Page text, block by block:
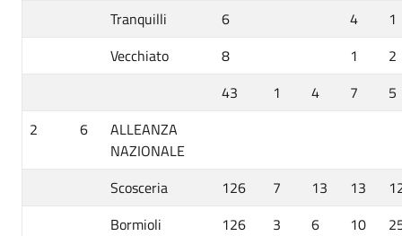
Tranquilli
6 4
1
Vecchiato
8 1
2
43
1 4 7
5
2
6
ALLEANZA
NAZIONALE
Scosceria
126 7 13 13
Bormioli
126 3 6 10